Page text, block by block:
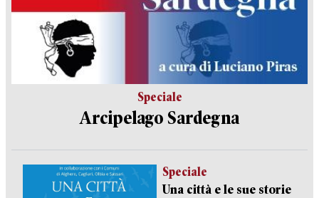
Speciale
Arcipelago Sardegna
Speciale
Una città e le sue storie